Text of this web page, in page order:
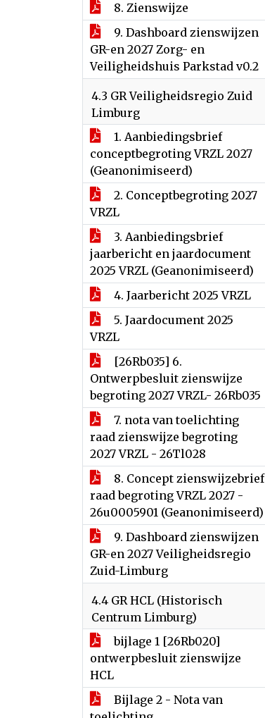
8. Zienswijze
9. Dashboard zienswijzen
GR-en 2027 Zorg- en
Veiligheidshuis Parkstad v0.2
4.3 GR Veiligheidsregio Zuid
Limburg
1. Aanbiedingsbrief
conceptbegroting VRZL 2027
(Geanonimiseerd)
2. Conceptbegroting 2027
VRZL
3. Aanbiedingsbrief
jaarbericht en jaardocument
2025 VRZL (Geanonimiseerd)
4. Jaarbericht 2025 VRZL
5. Jaardocument 2025
VRZL
[26Rb035] 6.
Ontwerpbesluit zienswijze
begroting 2027 VRZL- 26Rb035
7. nota van toelichting
raad zienswijze begroting
2027 VRZL - 26Tl028
8. Concept zienswijzebrief
raad begroting VRZL 2027 -
26u0005901 (Geanonimiseerd)
9. Dashboard zienswijzen
GR-en 2027 Veiligheidsregio
Zuid-Limburg
4.4 GR HCL (Historisch
Centrum Limburg)
bijlage 1 [26Rb020]
ontwerpbesluit zienswijze
HCL
Bijlage 2 - Nota van